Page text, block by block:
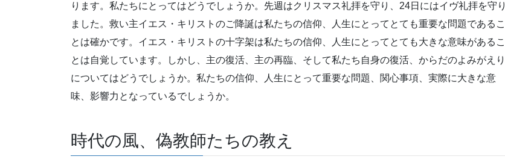
ります。私たちにとってはどうでしょうか。先週はクリスマス礼拝を守り、24日にはイヴ礼拝を守り
ました。救い主イエス・キリストのご降誕は私たちの信仰、人生にとってとても重要な問題であるこ
とは確かです。イエス・キリストの十字架は私たちの信仰、人生にとってとても大きな意味があるこ
とは自覚しています。しかし、主の復活、主の再臨、そして私たち自身の復活、からだのよみがえり
についてはどうでしょうか。私たちの信仰、人生にとって重要な問題、関心事項、実際に大きな意
味、影響力となっているでしょうか。
時代の風、偽教師たちの教え